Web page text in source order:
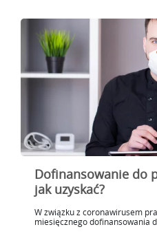
Dofinansowanie do
jak uzyskać?
W związku z coronawirusem
miesięcznego dofinansowania